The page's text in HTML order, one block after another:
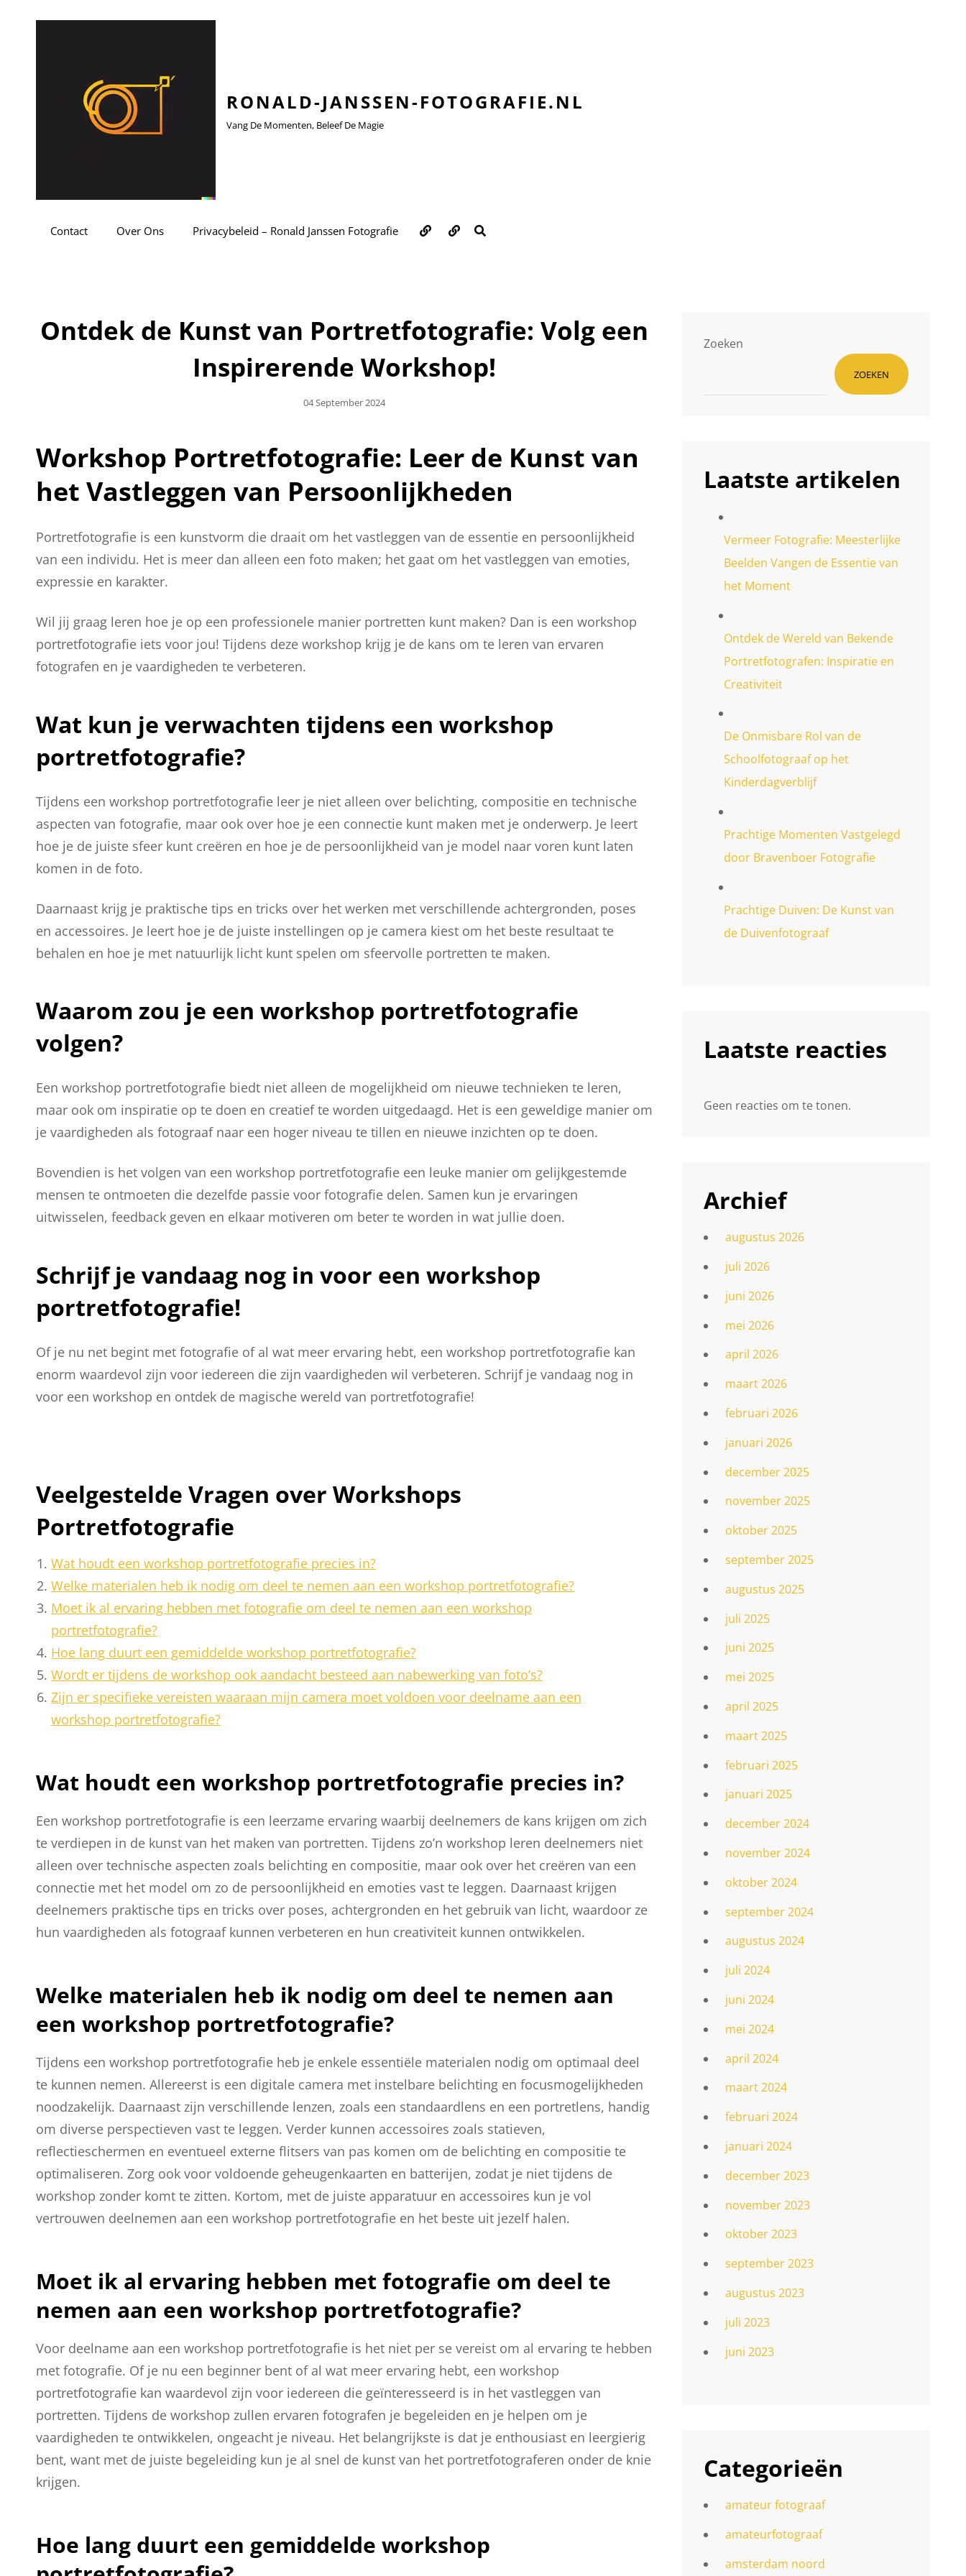
RONALD-JANSSEN-FOTOGRAFIE.NL
Vang De Momenten, Beleef De Magie
Contact Over Ons Privacybeleid – Ronald Janssen Fotografie Over
ons
Contact
Ontdek de Kunst van Portretfotografie: Volg een
Inspirerende Workshop!
Geplaatst
04 September 2024
Workshop Portretfotografie: Leer de Kunst van
het Vastleggen van Persoonlijkheden
Portretfotografie is een kunstvorm die draait om het vastleggen van de essentie en persoonlijkheid
van een individu. Het is meer dan alleen een foto maken; het gaat om het vastleggen van emoties,
expressie en karakter.
Wil jij graag leren hoe je op een professionele manier portretten kunt maken? Dan is een workshop
portretfotografie iets voor jou! Tijdens deze workshop krijg je de kans om te leren van ervaren
fotografen en je vaardigheden te verbeteren.
Wat kun je verwachten tijdens een workshop
portretfotografie?
Tijdens een workshop portretfotografie leer je niet alleen over belichting, compositie en technische
aspecten van fotografie, maar ook over hoe je een connectie kunt maken met je onderwerp. Je leert
hoe je de juiste sfeer kunt creëren en hoe je de persoonlijkheid van je model naar voren kunt laten
komen in de foto.
Daarnaast krijg je praktische tips en tricks over het werken met verschillende achtergronden, poses
en accessoires. Je leert hoe je de juiste instellingen op je camera kiest om het beste resultaat te
behalen en hoe je met natuurlijk licht kunt spelen om sfeervolle portretten te maken.
Waarom zou je een workshop portretfotografie
volgen?
Een workshop portretfotografie biedt niet alleen de mogelijkheid om nieuwe technieken te leren,
maar ook om inspiratie op te doen en creatief te worden uitgedaagd. Het is een geweldige manier om
je vaardigheden als fotograaf naar een hoger niveau te tillen en nieuwe inzichten op te doen.
Bovendien is het volgen van een workshop portretfotografie een leuke manier om gelijkgestemde
mensen te ontmoeten die dezelfde passie voor fotografie delen. Samen kun je ervaringen
uitwisselen, feedback geven en elkaar motiveren om beter te worden in wat jullie doen.
Schrijf je vandaag nog in voor een workshop
portretfotografie!
Of je nu net begint met fotografie of al wat meer ervaring hebt, een workshop portretfotografie kan
enorm waardevol zijn voor iedereen die zijn vaardigheden wil verbeteren. Schrijf je vandaag nog in
voor een workshop en ontdek de magische wereld van portretfotografie!
Veelgestelde Vragen over Workshops
Portretfotografie
Wat houdt een workshop portretfotografie precies in?
Welke materialen heb ik nodig om deel te nemen aan een workshop portretfotografie?
Moet ik al ervaring hebben met fotografie om deel te nemen aan een workshop
portretfotografie?
Hoe lang duurt een gemiddelde workshop portretfotografie?
Wordt er tijdens de workshop ook aandacht besteed aan nabewerking van foto’s?
Zijn er specifieke vereisten waaraan mijn camera moet voldoen voor deelname aan een
workshop portretfotografie?
Wat houdt een workshop portretfotografie precies in?
Een workshop portretfotografie is een leerzame ervaring waarbij deelnemers de kans krijgen om zich
te verdiepen in de kunst van het maken van portretten. Tijdens zo’n workshop leren deelnemers niet
alleen over technische aspecten zoals belichting en compositie, maar ook over het creëren van een
connectie met het model om zo de persoonlijkheid en emoties vast te leggen. Daarnaast krijgen
deelnemers praktische tips en tricks over poses, achtergronden en het gebruik van licht, waardoor ze
hun vaardigheden als fotograaf kunnen verbeteren en hun creativiteit kunnen ontwikkelen.
Welke materialen heb ik nodig om deel te nemen aan
een workshop portretfotografie?
Tijdens een workshop portretfotografie heb je enkele essentiële materialen nodig om optimaal deel
te kunnen nemen. Allereerst is een digitale camera met instelbare belichting en focusmogelijkheden
noodzakelijk. Daarnaast zijn verschillende lenzen, zoals een standaardlens en een portretlens, handig
om diverse perspectieven vast te leggen. Verder kunnen accessoires zoals statieven,
reflectieschermen en eventueel externe flitsers van pas komen om de belichting en compositie te
optimaliseren. Zorg ook voor voldoende geheugenkaarten en batterijen, zodat je niet tijdens de
workshop zonder komt te zitten. Kortom, met de juiste apparatuur en accessoires kun je vol
vertrouwen deelnemen aan een workshop portretfotografie en het beste uit jezelf halen.
Moet ik al ervaring hebben met fotografie om deel te
nemen aan een workshop portretfotografie?
Voor deelname aan een workshop portretfotografie is het niet per se vereist om al ervaring te hebben
met fotografie. Of je nu een beginner bent of al wat meer ervaring hebt, een workshop
portretfotografie kan waardevol zijn voor iedereen die geïnteresseerd is in het vastleggen van
portretten. Tijdens de workshop zullen ervaren fotografen je begeleiden en je helpen om je
vaardigheden te ontwikkelen, ongeacht je niveau. Het belangrijkste is dat je enthousiast en leergierig
bent, want met de juiste begeleiding kun je al snel de kunst van het portretfotograferen onder de knie
krijgen.
Hoe lang duurt een gemiddelde workshop
Zoeken
ZOEKEN
Laatste artikelen
Vermeer Fotografie: Meesterlijke
Beelden Vangen de Essentie van
het Moment
Ontdek de Wereld van Bekende
Portretfotografen: Inspiratie en
Creativiteit
De Onmisbare Rol van de
Schoolfotograaf op het
Kinderdagverblijf
Prachtige Momenten Vastgelegd
door Bravenboer Fotografie
Prachtige Duiven: De Kunst van
de Duivenfotograaf
Laatste reacties
Geen reacties om te tonen.
Archief
augustus 2026
juli 2026
juni 2026
mei 2026
april 2026
maart 2026
februari 2026
januari 2026
december 2025
november 2025
oktober 2025
september 2025
augustus 2025
juli 2025
juni 2025
mei 2025
april 2025
maart 2025
februari 2025
januari 2025
december 2024
november 2024
oktober 2024
september 2024
augustus 2024
juli 2024
juni 2024
mei 2024
april 2024
maart 2024
februari 2024
januari 2024
december 2023
november 2023
oktober 2023
september 2023
augustus 2023
juli 2023
juni 2023
Categorieën
amateur fotograaf
amateurfotograaf
amsterdam noord